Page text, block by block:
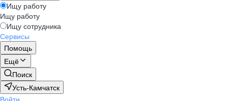
Ищу работу
Ищу работу
Ищу сотрудника
Сервисы
Помощь
Ещё
Поиск
Усть-Камчатск
Войти